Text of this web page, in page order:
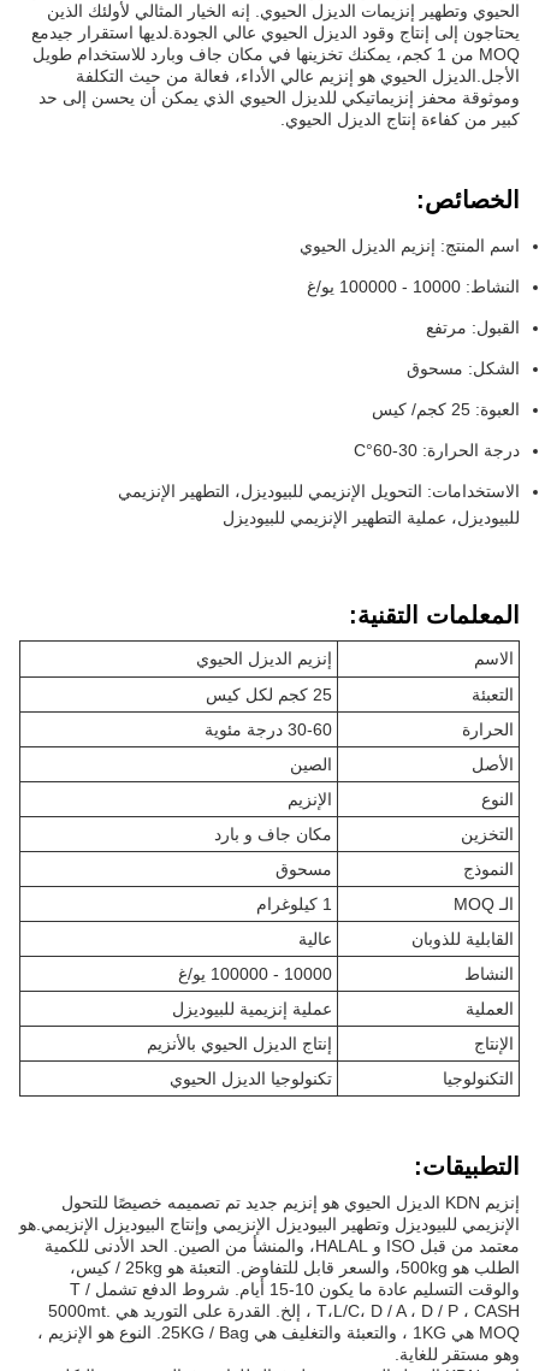
الحيوي وتطهير إنزيمات الديزل الحيوي. إنه الخيار المثالي لأولئك الذين
يحتاجون إلى إنتاج وقود الديزل الحيوي عالي الجودة.لديها استقرار جيدمع
MOQ من 1 كجم، يمكنك تخزينها في مكان جاف وبارد للاستخدام طويل
الأجل.الديزل الحيوي هو إنزيم عالي الأداء، فعالة من حيث التكلفة
وموثوقة محفز إنزيماتيكي للديزل الحيوي الذي يمكن أن يحسن إلى حد
كبير من كفاءة إنتاج الديزل الحيوي.
الخصائص:
اسم المنتج: إنزيم الديزل الحيوي
النشاط: 10000 - 100000 يو/غ
القبول: مرتفع
الشكل: مسحوق
العبوة: 25 كجم/ كيس
درجة الحرارة: 30-60°C
الاستخدامات: التحويل الإنزيمي للبيوديزل، التطهير الإنزيمي
للبيوديزل، عملية التطهير الإنزيمي للبيوديزل
المعلمات التقنية:
الاسم
إنزيم الديزل الحيوي
التعبئة
25 كجم لكل كيس
الحرارة
30-60 درجة مئوية
الأصل
الصين
النوع
الإنزيم
التخزين
مكان جاف و بارد
النموذج
مسحوق
الـ MOQ
1 كيلوغرام
القابلية للذوبان
عالية
النشاط
10000 - 100000 يو/غ
العملية
عملية إنزيمية للبيوديزل
الإنتاج
إنتاج الديزل الحيوي بالأنزيم
التكنولوجيا
تكنولوجيا الديزل الحيوي
التطبيقات:
إنزيم KDN الديزل الحيوي هو إنزيم جديد تم تصميمه خصيصًا للتحول
الإنزيمي للبيوديزل وتطهير البيوديزل الإنزيمي وإنتاج البيوديزل الإنزيمي.هو
معتمد من قبل ISO و HALAL، والمنشأ من الصين. الحد الأدنى للكمية
الطلب هو 500kg، والسعر قابل للتفاوض. التعبئة هو 25kg / كيس،
والوقت التسليم عادة ما يكون 10-15 أيام. شروط الدفع تشمل T /
T،L/C، D / A ، D / P ، CASH ، إلخ. القدرة على التوريد هي 5000mt.
MOQ هي 1KG ، والتعبئة والتغليف هي 25KG / Bag. النوع هو الإنزيم ،
وهو مستقر للغاية.